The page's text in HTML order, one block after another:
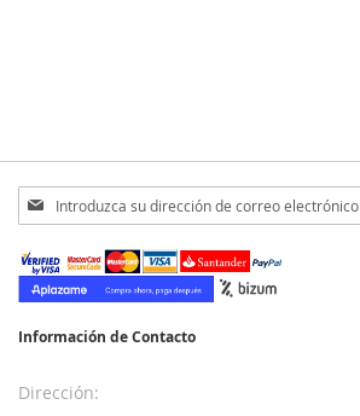
Inscríbase
a
nuestro
boletín
de
Información de Contacto
Dirección: